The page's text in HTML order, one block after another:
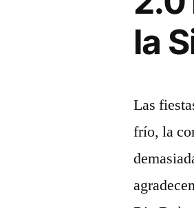
la
Las
frío, la